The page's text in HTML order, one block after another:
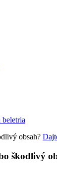
beletria
obsah?
škodlivý